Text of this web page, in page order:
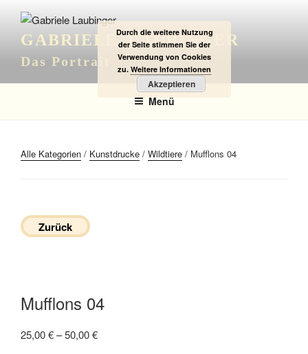
Inhalt
springenGABRIELE LAUBINGER
Das Portrait
Menü
Alle Kategorien / Kunstdrucke / Wildtiere / Mufflons 04
Zurück
Mufflons 04
25,00€–50,00€
Durch die weitere Nutzung
der Seite stimmen Sie der
Verwendung von Cookies
zu. Weitere Informationen
Akzeptieren